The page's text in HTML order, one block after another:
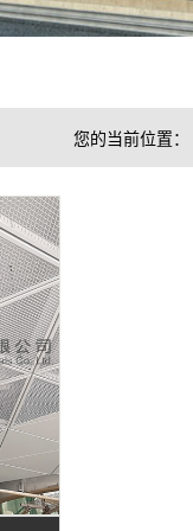
您的当前位置：